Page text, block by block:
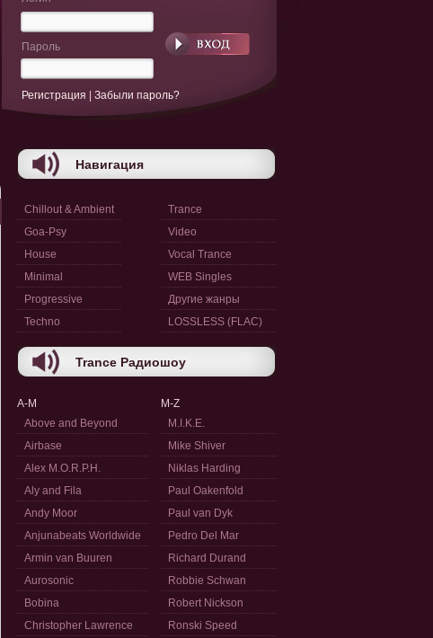
Пароль
Регистрация Забыли пароль?
Навигация
Chillout & Ambient
Goa-Psy
House
Minimal
Progressive
Techno
Trance
Video
Vocal Trance
WEB Singles
Другие жанры
LOSSLESS (FLAC)
Trance Радиошоу
A-M
Above and Beyond
Airbase
Alex M.O.R.P.H.
Aly and Fila
Andy Moor
Anjunabeats Worldwide
Armin van Buuren
Aurosonic
Bobina
Christopher Lawrence
M-Z
M.I.K.E.
Mike Shiver
Niklas Harding
Paul Oakenfold
Paul van Dyk
Pedro Del Mar
Richard Durand
Robbie Schwan
Robert Nickson
Ronski Speed